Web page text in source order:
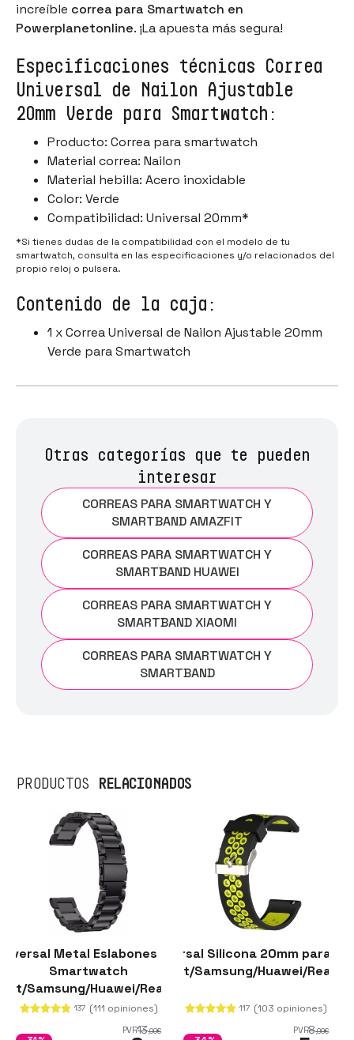
increíble correa para Smartwatch en
Powerplanetonline. ¡La apuesta más segura!
Especificaciones técnicas Correa
Universal de Nailon Ajustable
20mm Verde para Smartwatch:
Producto: Correa para smartwatch
Material correa: Nailon
Material hebilla: Acero inoxidable
Color: Verde
Compatibilidad: Universal 20mm*
*Si tienes dudas de la compatibilidad con el modelo de tu
smartwatch, consulta en las especificaciones y/o relacionados del
propio reloj o pulsera.
Contenido de la caja:
1 x Correa Universal de Nailon Ajustable 20mm
Verde para Smartwatch
Otras categorías que te pueden
interesar
CORREAS PARA SMARTWATCH Y
SMARTBAND AMAZFIT
CORREAS PARA SMARTWATCH Y
SMARTBAND HUAWEI
CORREAS PARA SMARTWATCH Y
SMARTBAND XIAOMI
CORREAS PARA SMARTWATCH Y
SMARTBAND
PRODUCTOS RELACIONADOS
Metal Eslabones 20mm para
Smartwatch
Samsung/Huawei/Realme/Ticwatch
137 (111 opiniones)
PVR13,00€
Correa Universal Silicona 20mm para
Xiaomi/Amazfit/Samsung/Huawei/
117 (103 opiniones)
PVR8,99€
Correa